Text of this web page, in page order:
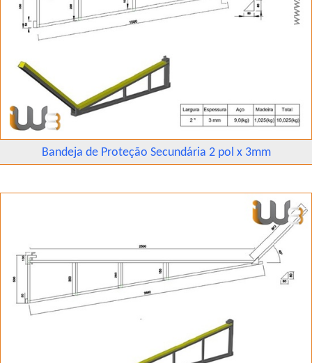
Bandeja de Proteção Secundária 2 pol x 3mm